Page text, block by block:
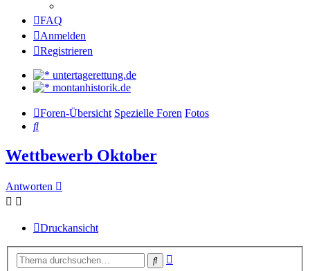
FAQ
Anmelden
Registrieren
untertagerettung.de
montanhistorik.de
Foren-Übersicht Spezielle Foren Fotos
Suche
Wettbewerb Oktober
Antworten
Druckansicht
Suche